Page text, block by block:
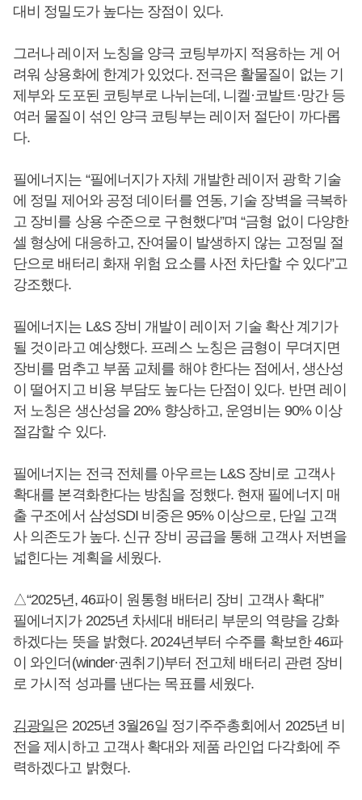
대비 정밀도가 높다는 장점이 있다.
그러나 레이저 노칭을 양극 코팅부까지 적용하는 게 어
려워 상용화에 한계가 있었다. 전극은 활물질이 없는 기
제부와 도포된 코팅부로 나뉘는데, 니켈·코발트·망간 등
여러 물질이 섞인 양극 코팅부는 레이저 절단이 까다롭
다.
필에너지는 “필에너지가 자체 개발한 레이저 광학 기술
에 정밀 제어와 공정 데이터를 연동, 기술 장벽을 극복하
고 장비를 상용 수준으로 구현했다”며 “금형 없이 다양한
셀 형상에 대응하고, 잔여물이 발생하지 않는 고정밀 절
단으로 배터리 화재 위험 요소를 사전 차단할 수 있다”고
강조했다.
필에너지는 L&S 장비 개발이 레이저 기술 확산 계기가
될 것이라고 예상했다. 프레스 노칭은 금형이 무뎌지면
장비를 멈추고 부품 교체를 해야 한다는 점에서, 생산성
이 떨어지고 비용 부담도 높다는 단점이 있다. 반면 레이
저 노칭은 생산성을 20% 향상하고, 운영비는 90% 이상
절감할 수 있다.
필에너지는 전극 전체를 아우르는 L&S 장비로 고객사
확대를 본격화한다는 방침을 정했다. 현재 필에너지 매
출 구조에서 삼성SDI 비중은 95% 이상으로, 단일 고객
사 의존도가 높다. 신규 장비 공급을 통해 고객사 저변을
넓힌다는 계획을 세웠다.
△“2025년, 46파이 원통형 배터리 장비 고객사 확대”
필에너지가 2025년 차세대 배터리 부문의 역량을 강화
하겠다는 뜻을 밝혔다. 2024년부터 수주를 확보한 46파
이 와인더(winder·권취기)부터 전고체 배터리 관련 장비
로 가시적 성과를 낸다는 목표를 세웠다.
김광일은 2025년 3월26일 정기주주총회에서 2025년 비
전을 제시하고 고객사 확대와 제품 라인업 다각화에 주
력하겠다고 밝혔다.